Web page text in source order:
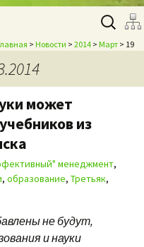
Найти:
> Новости > 2014 > Март > 19
может
из
менеджмент,
, образование, Третьяк,
не будут,
и науки